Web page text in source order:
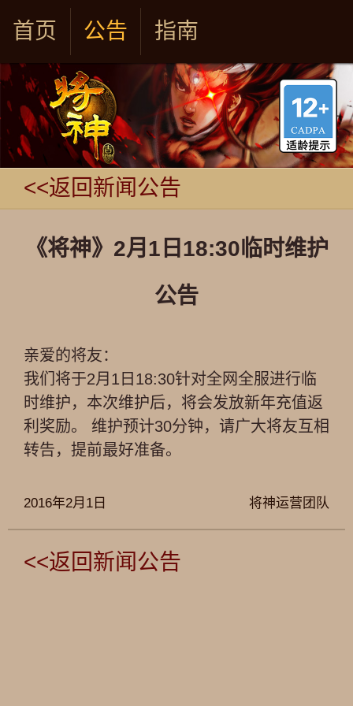
首页 公告 指南
<<返回新闻公告
《将神》2月1日18:30临时维护
公告
亲爱的将友：
我们将于2月1日18:30针对全网全服进行临
时维护，本次维护后，将会发放新年充值返
利奖励。 维护预计30分钟，请广大将友互相
转告，提前最好准备。
将神运营团队
2016年2月1日
<<返回新闻公告